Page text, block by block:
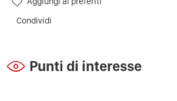
Condividi
Punti di interesse